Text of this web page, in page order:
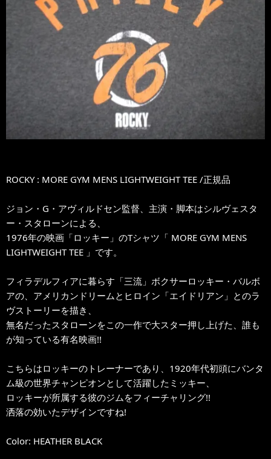
ROCKY : MORE GYM MENS LIGHTWEIGHT TEE /正規品
ジョン・G・アヴィルドセン監督、主演・脚本はシルヴェスタ
ー・スタローンによる、
1976年の映画「ロッキー」のTシャツ「 MORE GYM MENS
LIGHTWEIGHT TEE 」です。
フィラデルフィアに暮らす「三流」ボクサーロッキー・バルボ
アの、アメリカンドリームとヒロイン「エイドリアン」とのラ
ヴストーリーを描き、
無名だったスタローンをこの一作で大スター押し上げた、誰も
が知っている有名映画!!
こちらはロッキーのトレーナーであり、1920年代初頭にバンタ
ム級の世界チャンピオンとして活躍したミッキー、
ロッキーが所属する彼のジムをフィーチャリング!!
洒落の効いたデザインですね!
Color: HEATHER BLACK